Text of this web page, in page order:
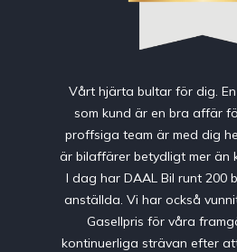
Vårt hjärta bultar för dig.
som kund är en bra affär
proffsiga team är med dig
är bilaffärer betydligt mer än
I dag har DAAL Bil runt 200
anställda. Vi har också
Gasellpris för våra
kontinuerliga strävan efter